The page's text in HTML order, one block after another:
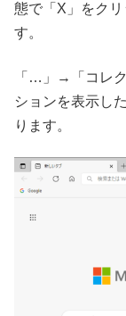
態で「X」をク
す。
「…」→「コレ
ションを表示し
ります。